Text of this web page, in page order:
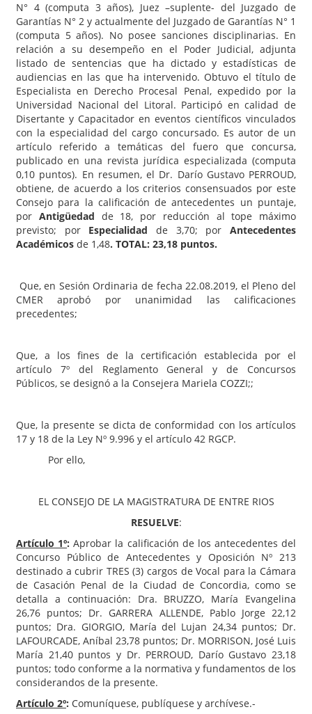
N° 4 (computa 3 años), Juez –suplente- del Juzgado de
Garantías N° 2 y actualmente del Juzgado de Garantías N° 1
(computa 5 años). No posee sanciones disciplinarias. En
relación a su desempeño en el Poder Judicial, adjunta
listado de sentencias que ha dictado y estadísticas de
audiencias en las que ha intervenido. Obtuvo el título de
Especialista en Derecho Procesal Penal, expedido por la
Universidad Nacional del Litoral. Participó en calidad de
Disertante y Capacitador en eventos científicos vinculados
con la especialidad del cargo concursado. Es autor de un
artículo referido a temáticas del fuero que concursa,
publicado en una revista jurídica especializada (computa
0,10 puntos). En resumen, el Dr. Darío Gustavo PERROUD,
obtiene, de acuerdo a los criterios consensuados por este
Consejo para la calificación de antecedentes un puntaje,
por Antigüedad de 18, por reducción al tope máximo
previsto; por Especialidad de 3,70; porAntecedentes
Académicos de 1,48. TOTAL: 23,18 puntos.
Que, en Sesión Ordinaria de fecha 22.08.2019, el Pleno del
CMER aprobó por unanimidad las calificaciones
precedentes;
Que, a los fines de la certificación establecida por el
artículo 7º del Reglamento General y de Concursos
Públicos, se designó a la Consejera Mariela COZZI;;
Que, la presente se dicta de conformidad con los artículos
17 y 18 de la Ley Nº 9.996 y el artículo 42 RGCP.
Por ello,
EL CONSEJO DE LA MAGISTRATURA DE ENTRE RIOS
RESUELVE:
Artículo 1º: Aprobar la calificación de los antecedentes del
Concurso Público de Antecedentes y Oposición Nº 213
destinado a cubrir TRES (3) cargos de Vocal para la Cámara
de Casación Penal de la Ciudad de Concordia, como se
detalla a continuación: Dra. BRUZZO, María Evangelina
26,76 puntos; Dr. GARRERA ALLENDE, Pablo Jorge 22,12
puntos; Dra. GIORGIO, María del Lujan 24,34 puntos; Dr.
LAFOURCADE, Aníbal 23,78 puntos; Dr. MORRISON, José Luis
María 21,40 puntos y Dr. PERROUD, Darío Gustavo 23,18
puntos; todo conforme a la normativa y fundamentos de los
considerandos de la presente.
Artículo 2º: Comuníquese, publíquese y archívese.-